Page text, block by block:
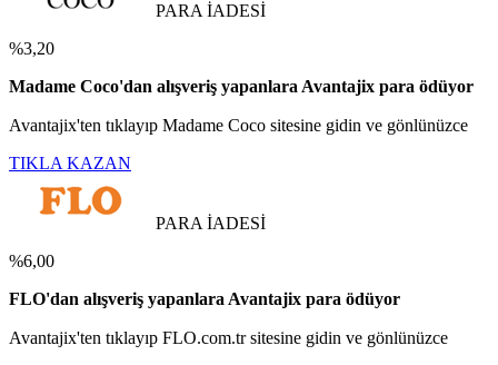
PARA İADESİ
%3,20
Madame Coco'dan alışveriş yapanlara Avantajix para ödüyor
Avantajix'ten tıklayıp Madame Coco sitesine gidin ve gönlünüzce
TIKLA KAZAN
PARA İADESİ
%6,00
FLO'dan alışveriş yapanlara Avantajix para ödüyor
Avantajix'ten tıklayıp FLO.com.tr sitesine gidin ve gönlünüzce